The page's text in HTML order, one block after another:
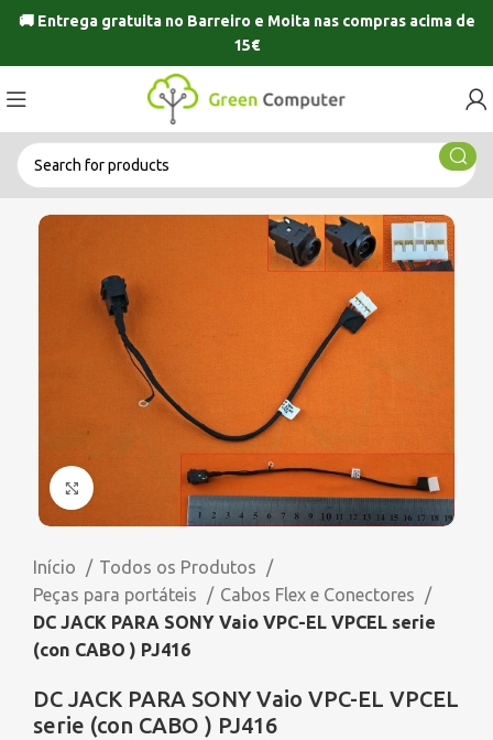
🚚 Entrega gratuita no Barreiro e Moitanas compras acima de
15€
Click to enlarge
Início
Todos os Produtos
Peças para portáteis
Cabos Flex e Conectores
DC JACK PARA SONY Vaio VPC-EL VPCEL serie
(con CABO ) PJ416
DC JACK PARA SONY Vaio VPC-EL VPCEL
serie (con CABO ) PJ416